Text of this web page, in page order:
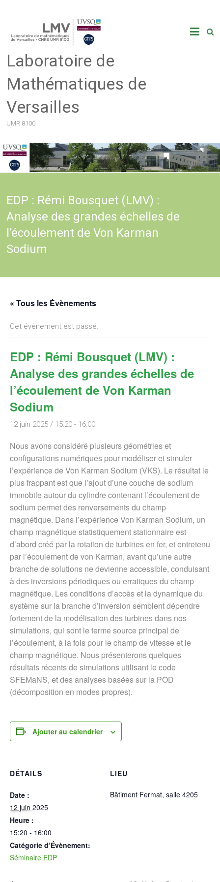
Laboratoire de
Mathématiques de
Versailles
UMR 8100
EDP : Rémi Bousquet (LMV) :
Analyse des grandes échelles de
l’écoulement de Von Karman
Sodium
« Tous les Évènements
Cet évènement est passé.
EDP : Rémi Bousquet (LMV) :
Analyse des grandes échelles de
l’écoulement de Von Karman
Sodium
12 juin 2025 / 15:20 - 16:00
Nous avons considéré plusieurs géométries et
configurations numériques pour modéliser et simuler
l’expérience de Von Karman Sodium (VKS). Le résultat le
plus frappant est que l’ajout d’une couche de sodium
immobile autour du cylindre contenant l’écoulement de
sodium permet des renversements du champ
magnétique. Dans l’expérience Von Karman Sodium, un
champ magnétique statistiquement stationnaire est
d’abord créé par la rotation de turbines en fer, et entretenu
par l’écoulement de von Karman, avant qu’une autre
branche de solutions ne devienne accessible, conduisant
à des inversions périodiques ou erratiques du champ
magnétique. Les conditions d’accès et la dynamique du
système sur la branche d’inversion semblent dépendre
fortement de la modélisation des turbines dans nos
simulations, qui sont le terme source principal de
l’écoulement, à la fois pour le champ de vitesse et le
champ magnétique. Nous présenterons quelques
résultats récents de simulations utilisant le code
SFEMaNS, et des analyses basées sur la POD
(décomposition en modes propres).
Ajouter au calendrier
DÉTAILS
Date :
12 juin 2025
Heure :
15:20 - 16:00
Catégorie d’Évènement:
Séminaire EDP
LIEU
Bâtiment Fermat, salle 4205